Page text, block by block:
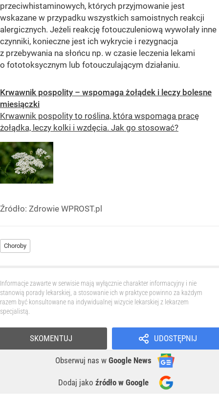
przeciwhistaminowych, których przyjmowanie jest
wskazane w przypadku wszystkich samoistnych reakcji
alergicznych. Jeżeli reakcję fotouczuleniową wywołały inne
czynniki, konieczne jest ich wykrycie i rezygnacja
z przebywania na słońcu np. w czasie leczenia lekami
o fototoksycznym lub fotouczulającym działaniu.
Krwawnik pospolity – wspomaga żołądek i leczy bolesne
miesiączki
Krwawnik pospolity to roślina, która wspomaga pracę
żołądka, leczy kolki i wzdęcia. Jak go stosować?
Źródło: Zdrowie WPROST.pl
Choroby
Informacje zawarte w serwisie mają wyłącznie charakter informacyjny i nie
stanowią porady lekarskiej, a stosowanie ich w praktyce powinno za każdym
razem być konsultowane na indywidualnej wizycie lekarskiej z lekarzem
specjalistą.
UDOSTĘPNIJ
Obserwuj nas w Google News
Dodaj jako źródło w Google
SKOMENTUJ